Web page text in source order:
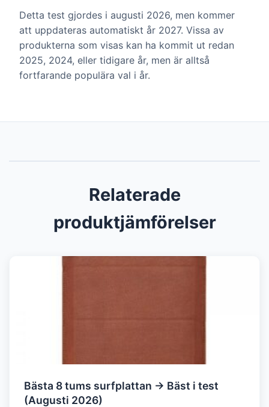
Detta test gjordes i augusti 2026, men kommer
att uppdateras automatiskt år 2027. Vissa av
produkterna som visas kan ha kommit ut redan
2025, 2024, eller tidigare år, men är alltså
fortfarande populära val i år.
Relaterade
produktjämförelser
Bästa 8 tums surfplattan → Bäst i test
(Augusti 2026)